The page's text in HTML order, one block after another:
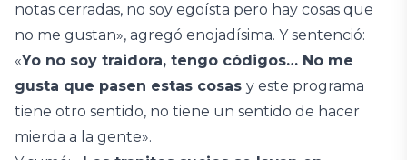
notas cerradas, no soy egoísta pero hay cosas que
no me gustan», agregó enojadísima. Y sentenció:
«Yo no soy traidora, tengo códigos… No me
gusta que pasen estas cosas y este programa
tiene otro sentido, no tiene un sentido de hacer
mierda a la gente».